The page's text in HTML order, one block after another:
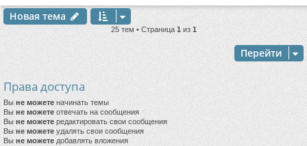
Новая тема
25 тем • Страница 1из 1
Перейти
Права доступа
Вы не можете начинать темы
Вы не можете отвечать на сообщения
Вы не можете редактировать свои сообщения
Вы не можете удалять свои сообщения
Вы не можете добавлять вложения